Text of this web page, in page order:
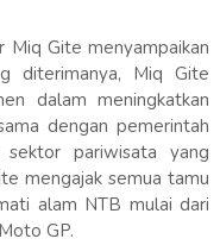
Miq Gite menyampaikan
diterimanya, Miq Gite
dalam meningkatkan
dengan pemerintah
pariwisata yang
mengajak semua tamu
alam NTB mulai dari
GP.